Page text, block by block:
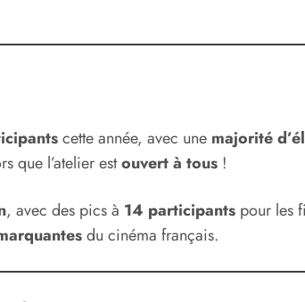
cette année, avec une majorité
que l’atelier estouvert à tous !
, avec des pics à 14 participants pour les
du cinéma français.